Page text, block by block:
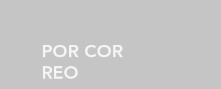
POR COR
REO